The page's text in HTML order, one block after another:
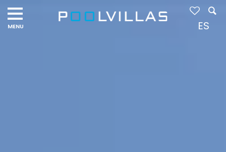
ES
Navigation
menu